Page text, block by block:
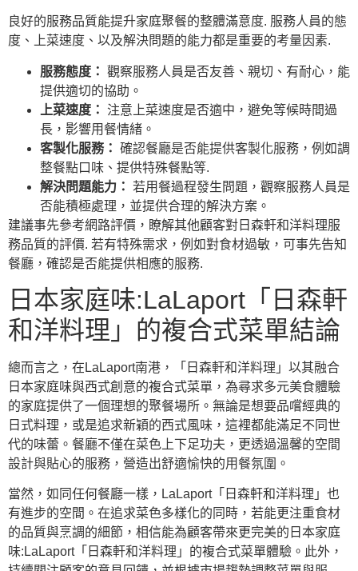
良好的服務品質能提升家庭聚餐的整體滿意度. 服務人員的態
度、上菜速度、以及解決問題的能力都是重要的考量因素.
服務態度： 觀察服務人員是否友善、親切、有耐心，能
提供適切的協助。
上菜速度：
注意上菜速度是否適中，避免等候時間過
長，影響用餐情緒。
客製化服務： 確認餐廳是否能提供客製化服務，例如調
整餐點口味、提供特殊餐點等.
解決問題能力： 若用餐過程發生問題，觀察服務人員是
否能積極處理，並提供合理的解決方案。
建議事先參考網路評價，瞭解其他顧客對日森軒和洋料理服
務品質的評價. 若有特殊需求，例如對食材過敏，可事先告知
餐廳，確認是否能提供相應的服務.
日本家庭味:LaLaport「日森軒
和洋料理」的複合式菜單結論
總而言之，在LaLaport南港，「日森軒和洋料理」以其融合
日本家庭味與西式創意的複合式菜單 ，為尋求多元美食體驗
的家庭提供了一個理想的聚餐場所。無論是想要品嚐經典的
日式料理，或是追求新穎的西式風味，這裡都能滿足不同世
代的味蕾。餐廳不僅在菜色上下足功夫，更透過溫馨的空間
設計與貼心的服務，營造出舒適愉快的用餐氛圍。
當然，如同任何餐廳一樣，LaLaport「日森軒和洋料理」也
有進步的空間。在追求菜色多樣化的同時，若能更注重食材
的品質與烹調的細節，相信能為顧客帶來更完美的 日本家庭
味:LaLaport「日森軒和洋料理」的複合式菜單體驗。此外，